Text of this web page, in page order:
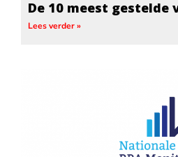
De 10 meest gestelde
Lees verder »